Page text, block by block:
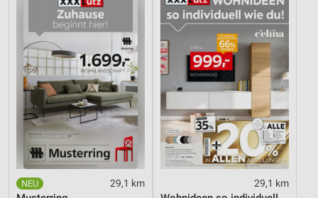
29,1 km 29,1 km